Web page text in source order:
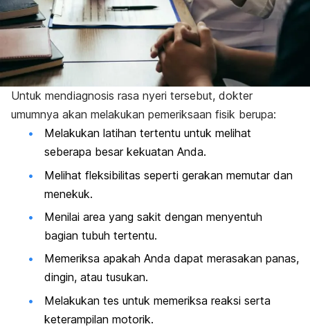
Untuk mendiagnosis rasa nyeri tersebut, dokter
umumnya akan melakukan pemeriksaan fisik berupa:
Melakukan latihan tertentu untuk melihat
seberapa besar kekuatan Anda.
Melihat fleksibilitas seperti gerakan memutar dan
menekuk.
Menilai area yang sakit dengan menyentuh
bagian tubuh tertentu.
Memeriksa apakah Anda dapat merasakan panas,
dingin, atau tusukan.
Melakukan tes untuk memeriksa reaksi serta
keterampilan motorik.